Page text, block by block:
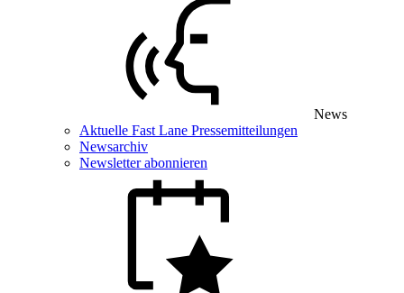
News
Aktuelle Fast Lane Pressemitteilungen
Newsarchiv
Newsletter abonnieren